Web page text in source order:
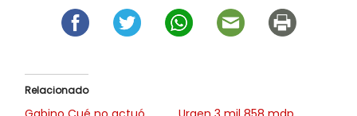
Relacionado